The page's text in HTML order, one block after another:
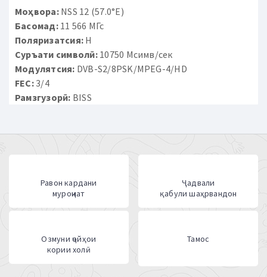
Моҳвора:NSS 12 (57.0°E)
Басомад:11 566 МГс
Поляризатсия: H
Суръати символӣ:10750 Мсимв/сек
Модулятсия: DVB-S2/8PSK/MPEG-4/HD
FEC:3/4
Рамзгузорӣ: BISS
Равон кардани
муроҷиат
Ҷадвали
қабули шаҳрвандон
Озмуни ҷойҳои
кории холӣ
Тамос